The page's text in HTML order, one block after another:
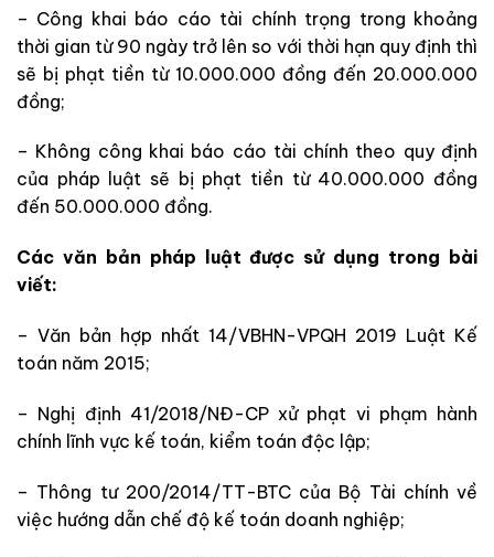
– Công khai báo cáo tài chính trọng trong khoảng
thời gian từ 90 ngày trở lên so với thời hạn quy định thì
sẽ bị phạt tiền từ 10.000.000 đồng đến 20.000.000
đồng;
– Không công khai báo cáo tài chính theo quy định
của pháp luật sẽ bị phạt tiền từ 40.000.000 đồng
đến 50.000.000 đồng.
Các văn bản pháp luật được sử dụng trong bài
viết:
– Văn bản hợp nhất 14/VBHN-VPQH 2019 Luật Kế
toán năm 2015;
– Nghị định 41/2018/NĐ-CP xử phạt vi phạm hành
chính lĩnh vực kế toán, kiểm toán độc lập;
– Thông tư 200/2014/TT-BTC của Bộ Tài chính về
việc hướng dẫn chế độ kế toán doanh nghiệp;